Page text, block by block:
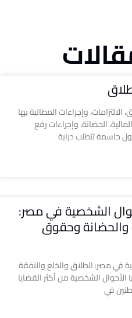
وإجراءات المطالبة بها
الحضانة، وإجراءات رفع
حاسمة تتطلب دراية
الشخصية في مصر:
والحضانة وحقوق
في مصر: الطلاق والخلع والنفقة
الشخصية من أكثر القضايا
في